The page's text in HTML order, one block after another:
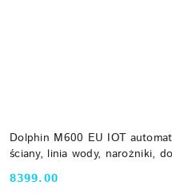
Dolphin M600 EU IOT
ściany, linia wody, narożniki,
Cena:
8399.00